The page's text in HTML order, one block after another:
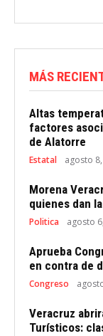
MÁS
Altas
factores
de Alatorre
Estatal agosto
Morena
quienes dan
Politica agosto
Aprueba
en contra de
Congreso
Veracruz
Turísticos: